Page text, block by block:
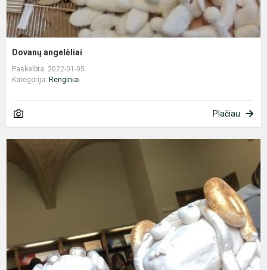
Dovanų angelėliai
Paskelbta: 2022-01-05
Kategorija: Renginiai
Plačiau